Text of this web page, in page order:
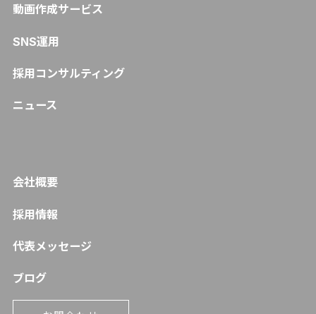
動画作成サービス
SNS運用
採用コンサルティング
ニュース
会社概要
採用情報
代表メッセージ
ブログ